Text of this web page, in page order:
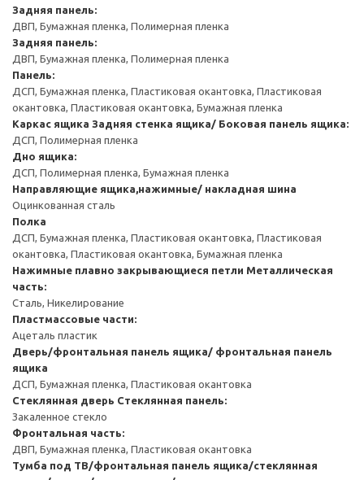
Задняя панель:
ДВП, Бумажная пленка, Полимерная пленка
Задняя панель:
ДВП, Бумажная пленка, Полимерная пленка
Панель:
ДСП, Бумажная пленка, Пластиковая окантовка, Пластиковая
окантовка, Пластиковая окантовка, Бумажная пленка
Каркас ящика Задняя стенка ящика/ Боковая панель ящика:
ДСП, Полимерная пленка
Дно ящика:
ДСП, Полимерная пленка, Бумажная пленка
Направляющие ящика,нажимные/ накладная шина
Оцинкованная сталь
Полка
ДСП, Бумажная пленка, Пластиковая окантовка, Пластиковая
окантовка, Пластиковая окантовка, Бумажная пленка
Нажимные плавно закрывающиеся петли Металлическая
часть:
Сталь, Никелирование
Пластмассовые части:
Ацеталь пластик
Дверь/фронтальная панель ящика/ фронтальная панель
ящика
ДСП, Бумажная пленка, Пластиковая окантовка
Стеклянная дверь Стеклянная панель:
Закаленное стекло
Фронтальная часть:
ДВП, Бумажная пленка, Пластиковая окантовка
Тумба под ТВ/фронтальная панель ящика/стеклянная